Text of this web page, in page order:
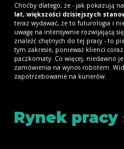
Choćby dlatego, że - jak pokazują
lat, większości dzisiejszych
teraz wydawać, że to futurologia i
uwagę na intensywnie rozwijającą
znaleźć chętnych do tej pracy - to
tym zakresie, ponieważ klienci
paczkomaty. Co więcej, niedawno
zamówienia na wynos robotem.
zapotrzebowanie na kurierów.
Rynek